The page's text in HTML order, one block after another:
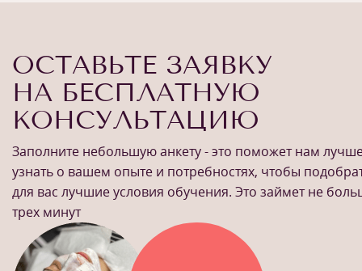
ОСТАВЬТЕ ЗАЯВКУ
НА БЕСПЛАТНУЮ
КОНСУЛЬТАЦИЮ
Заполните небольшую анкету - это поможет нам
узнать о вашем опыте и потребностях, чтобы
для вас лучшие условия обучения. Это займет не
трех минут